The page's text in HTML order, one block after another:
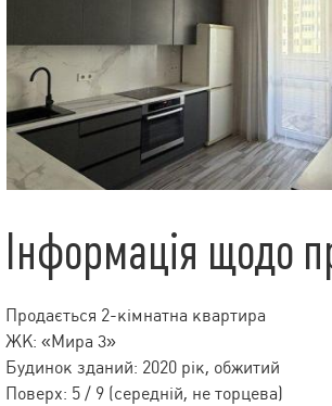
Інформація щодо
Продається 2-кімнатна квартира
ЖК: «Мира 3»
Будинок зданий: 2020 рік, обжитий
Поверх: 5 / 9 (середній, не торцева)